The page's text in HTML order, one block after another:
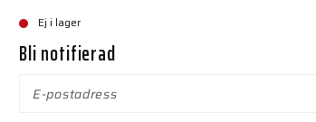
Ej i lager
Bli notifierad